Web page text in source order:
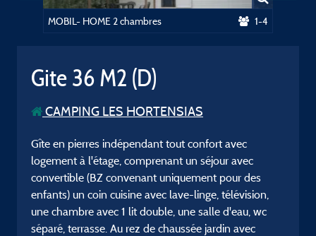
MOBIL- HOME 2 chambres 1-4
Gite 36 M2 (D)
CAMPING LES HORTENSIAS
Gîte en pierres indépendant tout confort avec
logement à l'étage, comprenant un séjour avec
convertible (BZ convenant uniquement pour des
enfants) un coin cuisine avec lave-linge, télévision,
une chambre avec 1 lit double, une salle d'eau, wc
séparé, terrasse. Au rez de chaussée jardin avec